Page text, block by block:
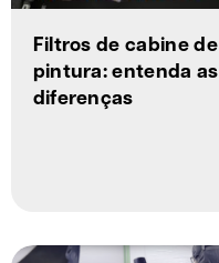
Filtros de cabine de
pintura: entenda as
diferenças